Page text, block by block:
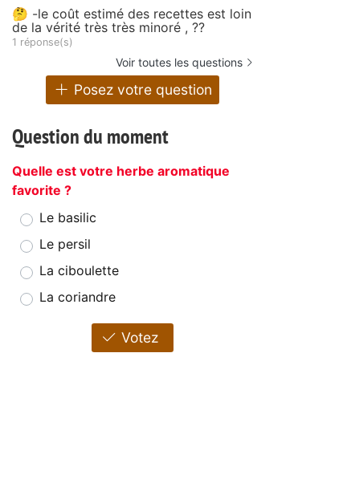
🤔 -le coût estimé des recettes est loin
de la vérité très très minoré , ??
1 réponse(s)
Voir toutes les questions
Posez votre question
Question du moment
Quelle est votre herbe aromatique
favorite ?
Le basilic
Le persil
La ciboulette
La coriandre
Votez